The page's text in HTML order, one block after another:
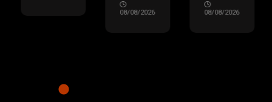
08/08/2026 08/08/2026